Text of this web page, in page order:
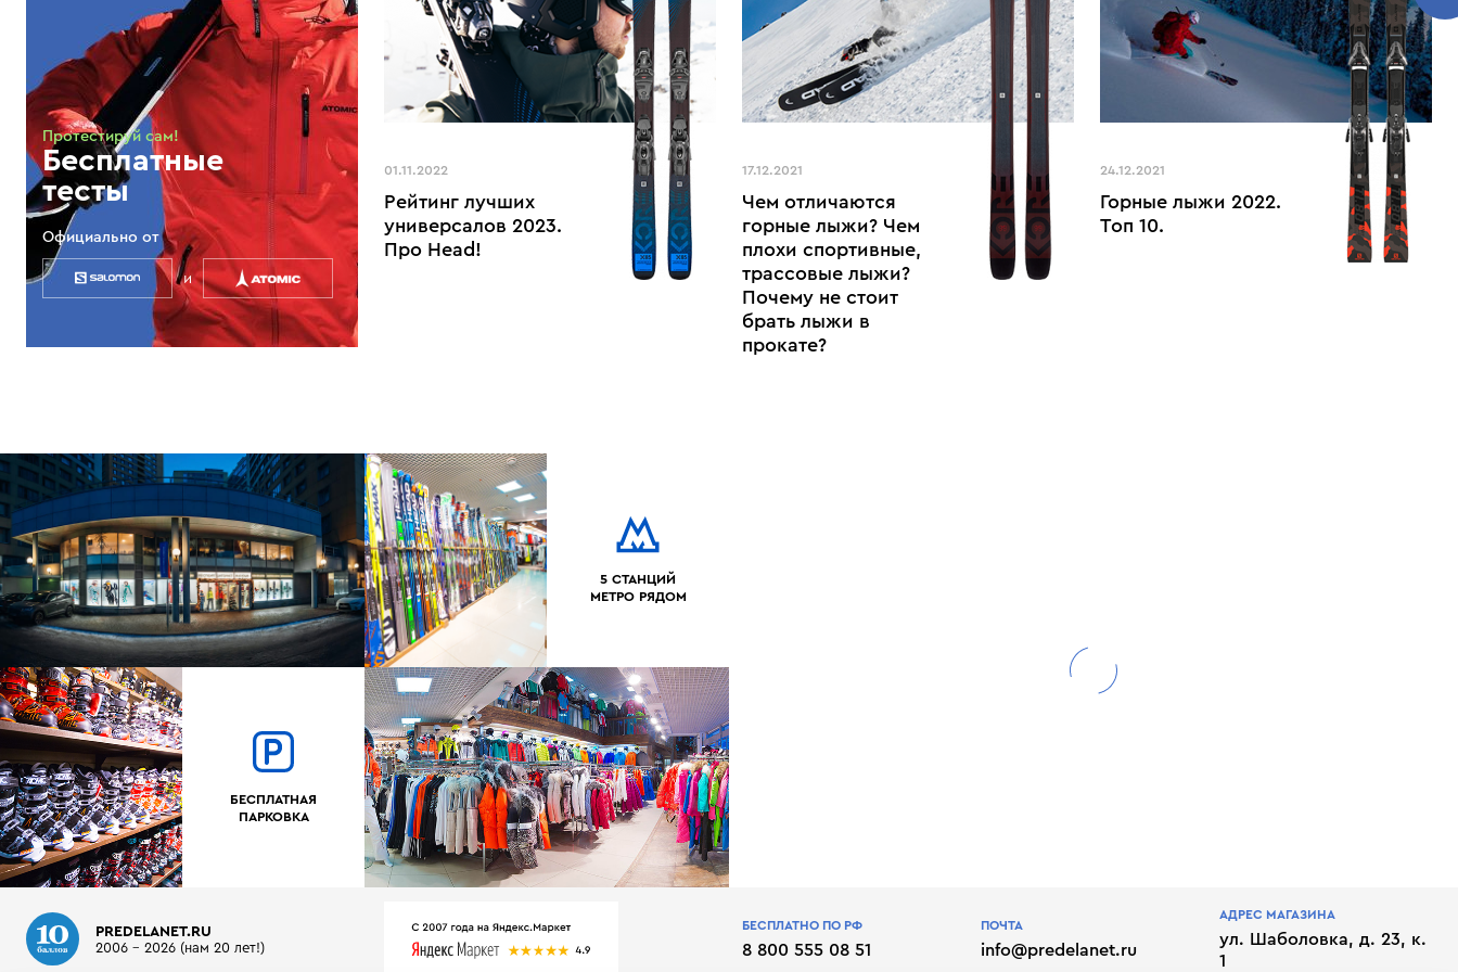
Протестируй сам!
Бесплатные
тесты
Официально от
и
01.11.2022
Рейтинг лучших
универсалов 2023.
Про Head!
17.12.2021
Чем отличаются
горные лыжи? Чем
плохи спортивные,
трассовые лыжи?
Почему не стоит
брать лыжи в
прокате?
24.12.2021
Горные лыжи 2022.
Топ 10.
5 СТАНЦИЙ
МЕТРО РЯДОМ
БЕСПЛАТНАЯ
ПАРКОВКА
PREDELANET.RU
2006 - 2026 (нам 20 лет!)
БЕСПЛАТНО ПО РФ
8 800 555 08 51
ПОЧТА
info@predelanet.ru
АДРЕС МАГАЗИНА
ул. Шаболовка, д. 23, к.
1